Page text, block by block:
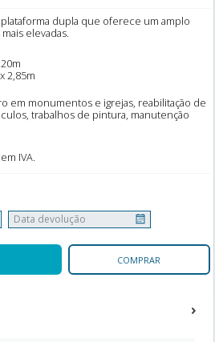
dupla que oferece um amplo
elevadas.
2,85m
em monumentos e igrejas, reabilitação de
trabalhos de pintura, manutenção
IVA.
COMPRAR